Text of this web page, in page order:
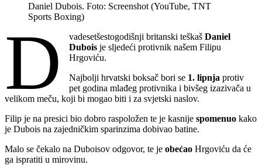
Daniel Dubois. Foto: Screenshot (YouTube, TNT
Sports Boxing)
D vadesetšestogodišnji britanski teškašDaniel
Dubois je sljedeći protivnik našem Filipu
Hrgoviću.
Najbolji hrvatski boksač bori se 1. lipnja protiv
pet godina mlađeg protivnika i bivšeg izazivača u
velikom meču, koji bi mogao biti i za svjetski naslov.
Filip je na presici bio dobro raspoložen te je kasnije spomenuo kako
je Dubois na zajedničkim sparinzima dobivao batine.
Malo se čekalo na Duboisov odgovor, te je obećao Hrgoviću da će
ga ispratiti u mirovinu.